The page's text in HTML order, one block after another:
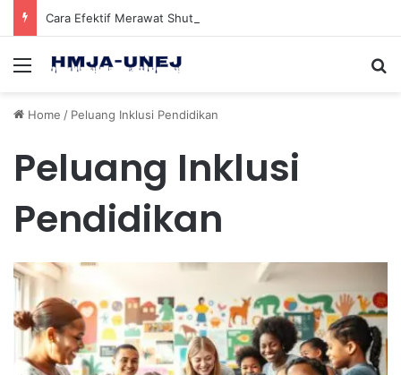
Menu
Home / Peluang Inklusi Pendidikan
Peluang Inklusi
Pendidikan